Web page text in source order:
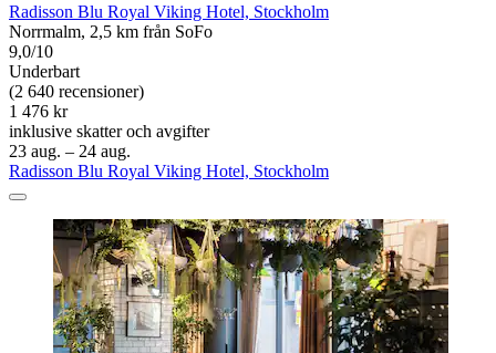
Radisson Blu Royal Viking Hotel, Stockholm
Norrmalm, 2,5 km från SoFo
9,0/10
Underbart
(2 640 recensioner)
1 476 kr
inklusive skatter och avgifter
23 aug. – 24 aug.
Radisson Blu Royal Viking Hotel, Stockholm